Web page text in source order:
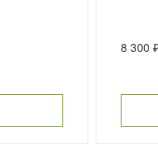
8 300